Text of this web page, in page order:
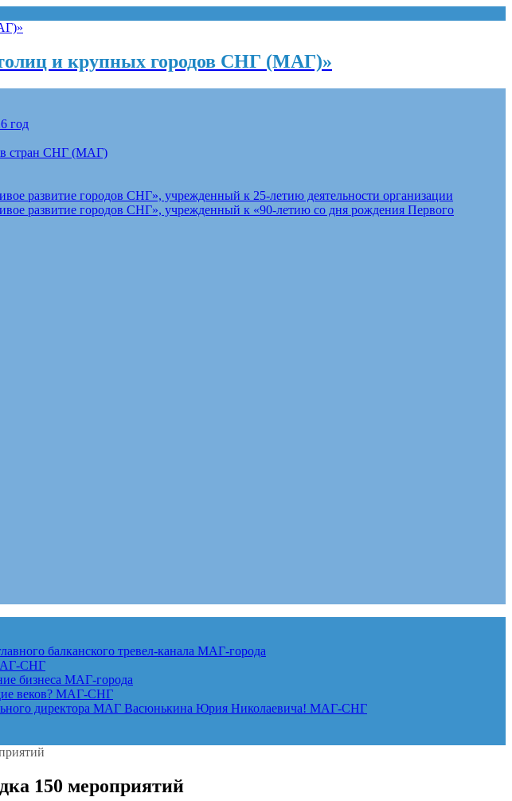
и крупных городов СНГ (МАГ)»
год
стран СНГ (МАГ)
развитие городов СНГ», учрежденный к 25-летию деятельности организации
развитие городов СНГ», учрежденный к «90-летию со дня рождения Первого
балканского тревел-канала МАГ-города
СНГ
бизнеса МАГ-города
веков? МАГ-СНГ
директора МАГ Васюнькина Юрия Николаевича! МАГ-СНГ
150 мероприятий